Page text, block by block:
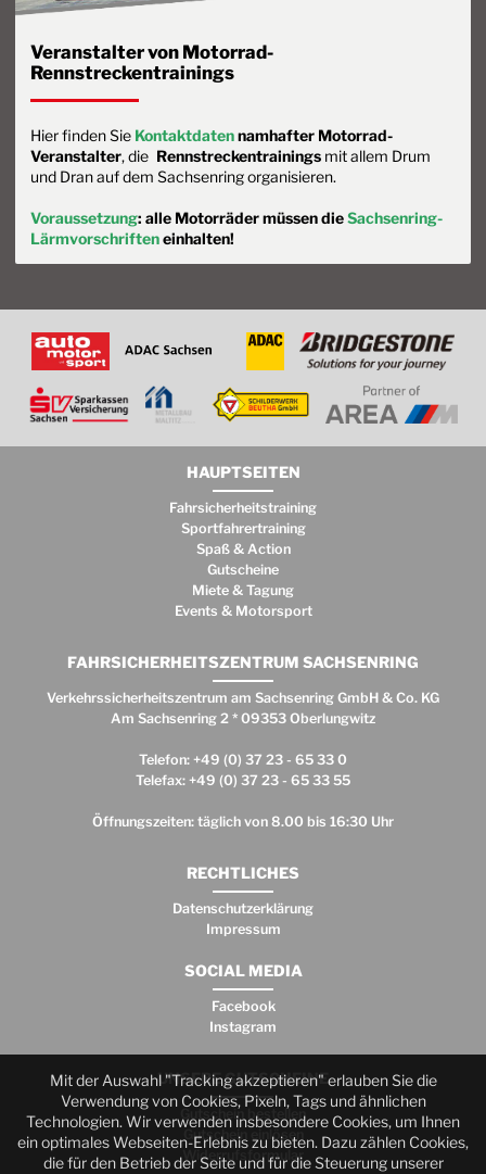
Veranstalter von Motorrad-
Rennstreckentrainings
Hier finden Sie Kontaktdatennamhafter Motorrad-
Veranstalter, die Rennstreckentrainings mit allem Drum
und Dran auf dem Sachsenring organisieren.
Voraussetzung: alle Motorräder müssen dieSachsenring-
Lärmvorschrifteneinhalten!
HAUPTSEITEN
Fahrsicherheitstraining
Sportfahrertraining
Spaß & Action
Gutscheine
Miete & Tagung
Events & Motorsport
FAHRSICHERHEITSZENTRUM SACHSENRING
Verkehrssicherheitszentrum am Sachsenring GmbH & Co. KG
Am Sachsenring 2 * 09353 Oberlungwitz
Telefon: +49 (0) 37 23 - 65 33 0
Telefax: +49 (0) 37 23 - 65 33 55
Öffnungszeiten: täglich von 8.00 bis 16:30 Uhr
RECHTLICHES
Datenschutzerklärung
Impressum
SOCIAL MEDIA
Facebook
Instagram
UNSERE GUTSCHEINE
Gutschein bestellen
Gutschein einlösen
Widerrufsformular
Mit der Auswahl "Tracking akzeptieren" erlauben Sie die
Verwendung von Cookies, Pixeln, Tags und ähnlichen
Technologien. Wir verwenden insbesondere Cookies, um Ihnen
ein optimales Webseiten-Erlebnis zu bieten. Dazu zählen Cookies,
die für den Betrieb der Seite und für die Steuerung unserer